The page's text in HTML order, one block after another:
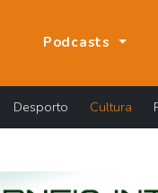
Podcasts
Desporto Cultura